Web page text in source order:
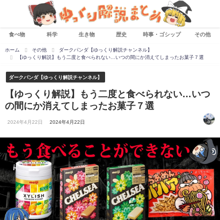
食べ物 科学 生き物 歴史 時事・ゴシップ その他
ホーム その他
ダークパンダ【ゆっくり解説チャンネル】
【ゆっくり解説】もう二度と食べられない…いつの間にか消えてしまったお菓子７選
ダークパンダ【ゆっくり解説チャンネル】
【ゆっくり解説】もう二度と食べられない…いつ
の間にか消えてしまったお菓子７選
2024年4月22日 2024年4月22日